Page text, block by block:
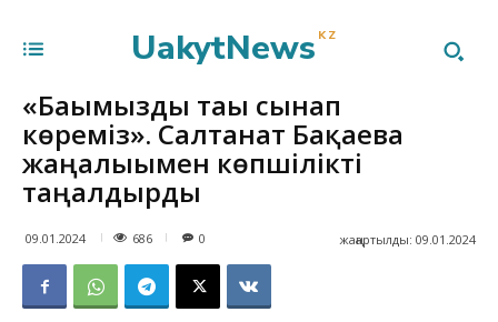
UakytNews KZ
«Бағымызды тағы сынап
көреміз». Салтанат Бақаева
жаңалығымен көпшілікті
таңғалдырды
09.01.2024 686 жаңартылды: 09.01.2024
0